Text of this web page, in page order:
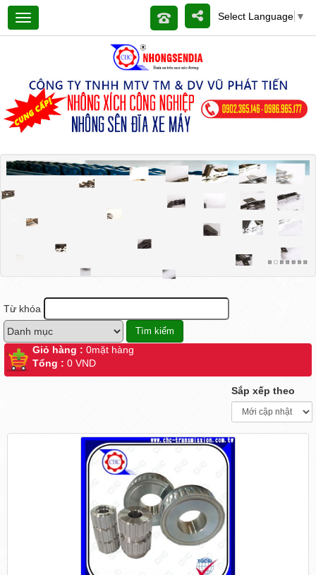
Select Language ▼
Từ khóa
Giỏ hàng : 0mặt hàng
Tổng : 0 VND
Sắp xếp theo